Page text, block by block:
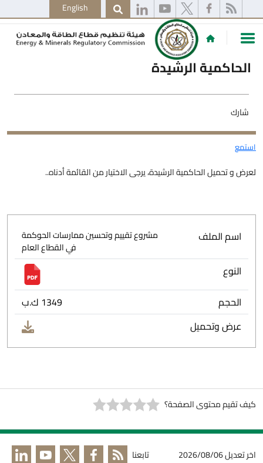
English
الحاكمية الرشيدة
شارك
استمع
لعرض و تحميل الحاكمية الرشيدة، يرجى الاختيار من القائمة أدناه..
اسم الملف
مشروع تقييم وتحسين ممارسات الحوكمة
في القطاع العام
النوع
الحجم
1349 ك.ب
عرض وتحميل
كيف تقيم محتوى الصفحة؟
اخر تعديل2026/08/06 تابعنا